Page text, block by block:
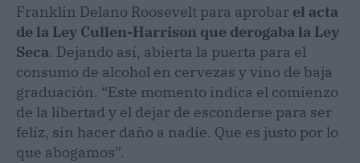
Franklin Delano Roosevelt para aprobar el acta
de la Ley Cullen-Harrison que derogaba la Ley
Seca. Dejando así, abierta la puerta para el
consumo de alcohol en cervezas y vino de baja
graduación. “Este momento indica el comienzo
de la libertad y el dejar de esconderse para ser
feliz, sin hacer daño a nadie. Que es justo por lo
que abogamos”.